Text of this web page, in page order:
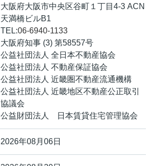
大阪府大阪市中央区谷町１丁目4-3 ACN
天満橋ビルB1
TEL:06-6940-1133
大阪府知事 (3) 第58557号
公益社団法人 全日本不動産協会
公益社団法人 不動産保証協会
公益社団法人 近畿圏不動産流通機構
公益社団法人 近畿地区不動産公正取引
協議会
公益財団法人 日本賃貸住宅管理協会
2026年08月06日